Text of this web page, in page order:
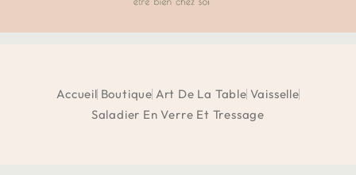
Accueil Boutique Art De La Table Vaisselle
Saladier En Verre Et Tressage